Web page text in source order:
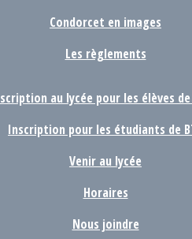
Condorcet en images
Les règlements
au lycée pour les élèves de
Inscription pour les étudiants de
Venir au lycée
Horaires
Nous joindre